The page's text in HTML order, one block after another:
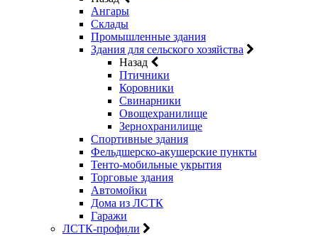
Ангары
Склады
Промышленные здания
Здания для сельского хозяйства
Назад
Птичники
Коровники
Свинарники
Овощехранилище
Зернохранилище
Спортивные здания
Фельдшерско-акушерские пункты
Тенто-мобильные укрытия
Торговые здания
Автомойки
Дома из ЛСТК
Гаражи
ЛСТК-профили